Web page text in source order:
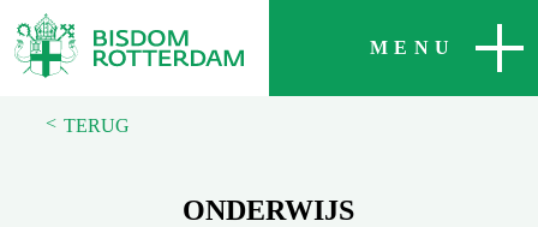
MENU
SLUITEN
< TERUG
ONDERWIJS